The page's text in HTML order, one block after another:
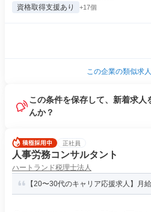
資格取得支援あり +17個
この企業の類似求
この条件を保存して、新着求人
んか？
正社員
人事労務コンサルタント
ハートランド税理士法人
【20〜30代のキャリア応援求人】月